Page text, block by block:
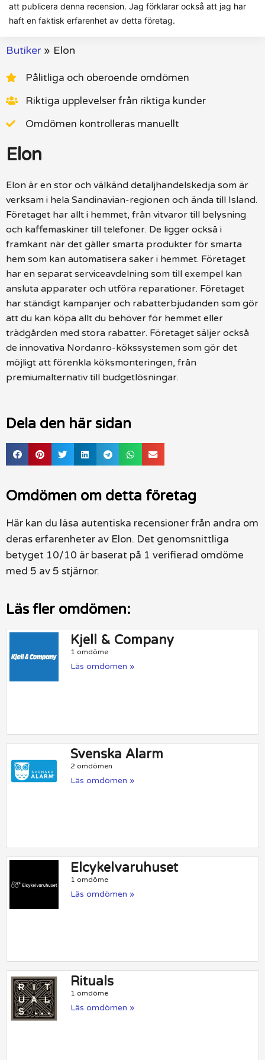
att publicera denna recension. Jag förklarar också att jag har
haft en faktisk erfarenhet av detta företag.
Butiker» Elon
Pålitliga och oberoende omdömen
Riktiga upplevelser från riktiga kunder
Omdömen kontrolleras manuellt
Elon
Elon är en stor och välkänd detaljhandelskedja som är
verksam i hela Sandinavian-regionen och ända till Island.
Företaget har allt i hemmet, från vitvaror till belysning
och kaffemaskiner till telefoner. De ligger också i
framkant när det gäller smarta produkter för smarta
hem som kan automatisera saker i hemmet. Företaget
har en separat serviceavdelning som till exempel kan
ansluta apparater och utföra reparationer. Företaget
har ständigt kampanjer och rabatterbjudanden som gör
att du kan köpa allt du behöver för hemmet eller
trädgården med stora rabatter. Företaget säljer också
de innovativa Nordanro-kökssystemen som gör det
möjligt att förenkla köksmonteringen, från
premiumalternativ till budgetlösningar.
Dela den här sidan
Omdömen om detta företag
Här kan du läsa autentiska recensioner från andra om
deras erfarenheter av Elon. Det genomsnittliga
betyget 10/10 är baserat på 1 verifierad omdöme
med 5 av 5 stjärnor.
Läs fler omdömen:
Kjell & Company
1 omdöme
Läs omdömen »
Svenska Alarm
2 omdömen
Läs omdömen »
Elcykelvaruhuset
1 omdöme
Läs omdömen »
Rituals
1 omdöme
Läs omdömen »